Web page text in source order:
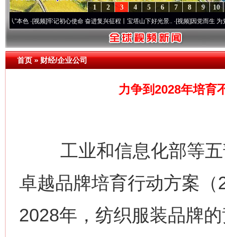
10
9
8
7
6
5
4
3
2
1
·[视频]牢记初心使命 奋进复兴征程丨宝塔山下好光景..·[视频]因党而生 为党而战——
首页»财经/企业公司
力争到2028年培育
工业和信息化部等五
卓越品牌培育行动方案
2028年，纺织服装品牌